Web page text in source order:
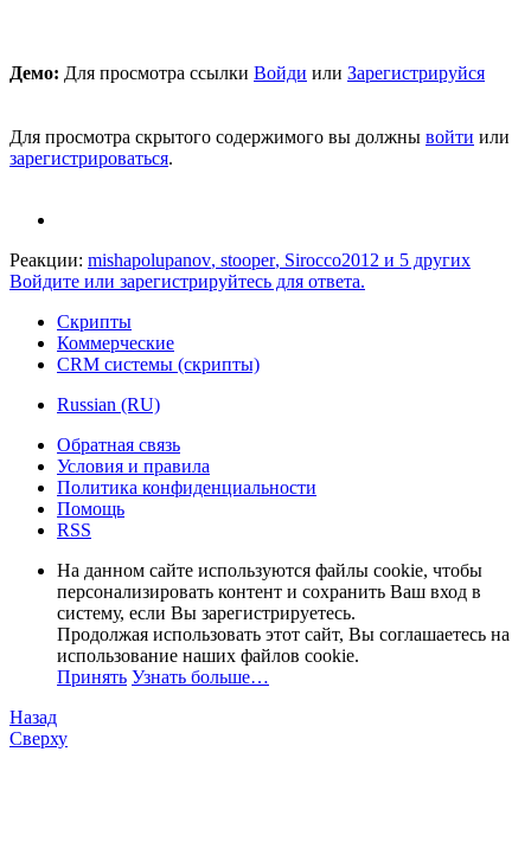
Демо: Для просмотра ссылки Войди или Зарегистрируйся
Для просмотра скрытого содержимого вы должны войти или
зарегистрироваться.
Реакции: mishapolupanov, stooper, Sirocco2012 и 5 других
Войдите или зарегистрируйтесь для ответа.
Скрипты
Коммерческие
CRM системы (скрипты)
Russian (RU)
Обратная связь
Условия и правила
Политика конфиденциальности
Помощь
RSS
На данном сайте используются файлы cookie, чтобы
персонализировать контент и сохранить Ваш вход в
систему, если Вы зарегистрируетесь.
Продолжая использовать этот сайт, Вы соглашаетесь на
использование наших файлов cookie.
Принять Узнать больше…
Назад
Сверху